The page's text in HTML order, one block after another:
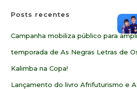
Posts recentes
Campanha mobiliza público para
temporada de As Negras Letras de
Kalimba na Copa!
Lançamento do livro Afrifuturismo e